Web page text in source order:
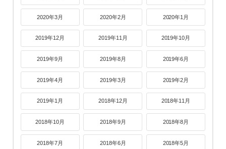
2020年3月 2020年2月 2020年1月
2019年12月 2019年11月 2019年10月
2019年9月 2019年8月 2019年6月
2019年4月 2019年3月 2019年2月
2019年1月 2018年12月 2018年11月
2018年10月 2018年9月 2018年8月
2018年7月 2018年6月 2018年5月